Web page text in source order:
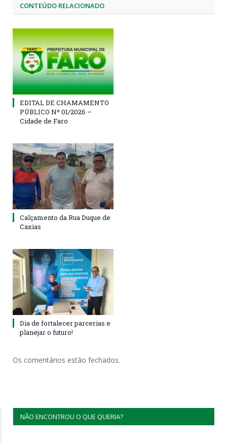
CONTEÚDO RELACIONADO
EDITAL DE CHAMAMENTO
PÚBLICO Nº 01/2026 –
Cidade de Faro
Calçamento da Rua Duque de
Caxias
Dia de fortalecer parcerias e
planejar o futuro!
Os comentários estão fechados.
NÃO ENCONTROU O QUE QUERIA?